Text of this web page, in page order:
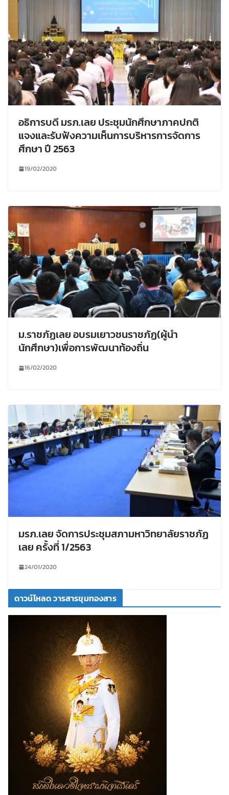
อธิการบดี มรภ.เลย ประชุมนักศึกษาภาคปกติ
แจงและรับฟังความเห็นการบริหารการจัดการ
ศึกษา ปี 2563
19/02/2020
ม.ราชภัฏเลย อบรมเยาวชนราชภัฏ(ผู้นำ
นักศึกษา)เพื่อการพัฒนาท้องถิ่น
16/02/2020
มรภ.เลย จัดการประชุมสภามหาวิทยาลัยราชภัฏ
เลย ครั้งที่ 1/2563
24/01/2020
ดาวน์โหลด วารสารขุมทองสาร